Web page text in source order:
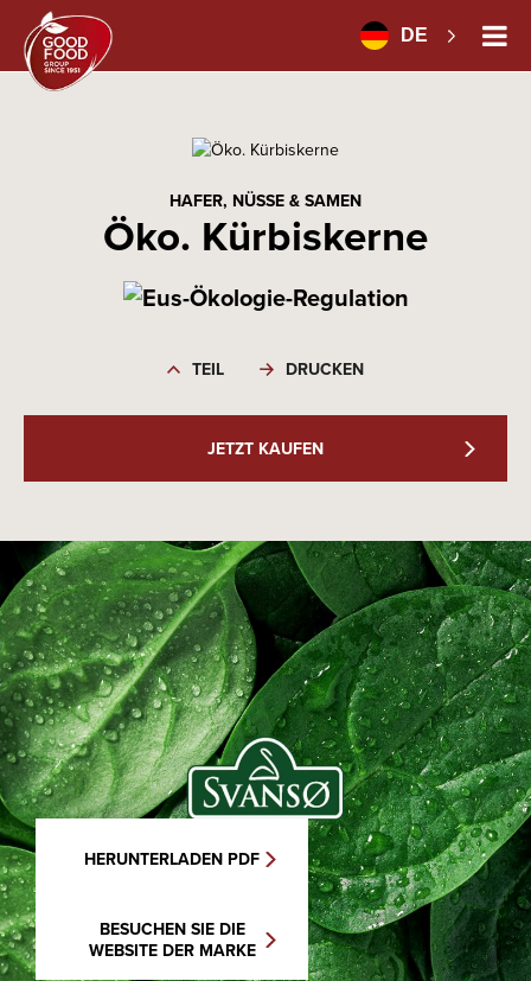
DE
HAFER, NÜSSE & SAMEN
Öko. Kürbiskerne
TEIL DRUCKEN
JETZT KAUFEN
HERUNTERLADEN PDF
BESUCHEN SIE DIE
WEBSITE DER MARKE